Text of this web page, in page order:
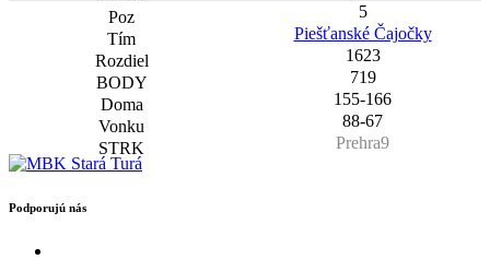
5
Piešťanské Čajočky
1623
719
155-166
88-67
Prehra9
Podporujú nás